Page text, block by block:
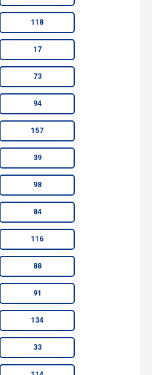
118
17
73
94
157
39
98
84
116
88
91
134
33